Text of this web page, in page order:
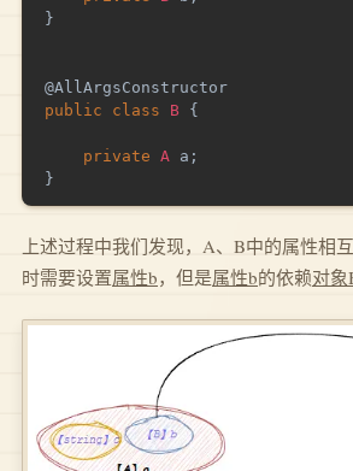
}
@AllArgsConstructor
public
class B {
private A a ;
}
上述过程中我们发现，A、B中的属性相
时需要设置属性b，但是属性b的依赖对象